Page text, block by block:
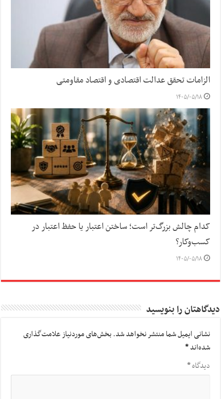
الزامات تحقق عدالت اقتصادی و اقتصاد مقاومتی
۱۴۰۵/۰۵/۱۸
کدام چالش بزرگ‌تر است؛ ساختن اعتبار یا حفظ اعتبار در
کسب‌وکار؟
۱۴۰۵/۰۵/۱۸
دیدگاهتان را بنویسید
نشانی ایمیل شما منتشر نخواهد شد.بخش‌های موردنیاز علامت‌گذاری
شده‌اند*
دیدگاه*